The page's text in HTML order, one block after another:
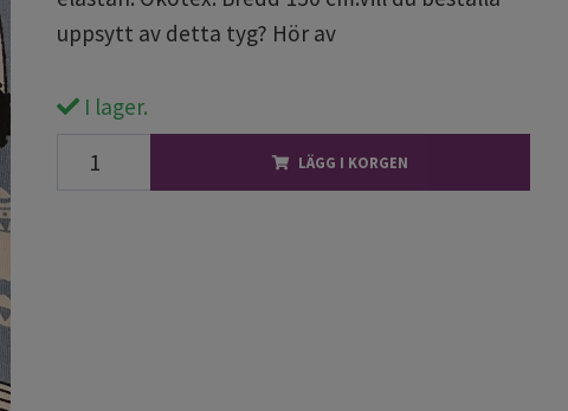
uppsytt av detta tyg? Hör av
I lager.
LÄGG I KORGEN